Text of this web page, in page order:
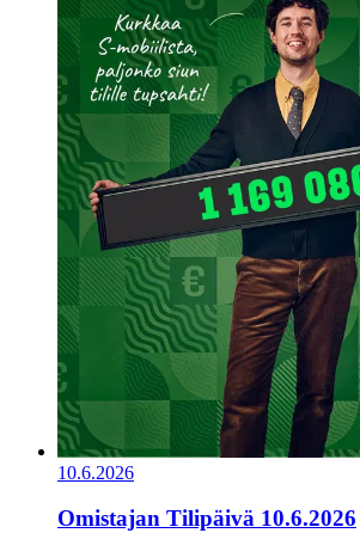
10.6.2026
Omistajan Tilipäivä 10.6.2026